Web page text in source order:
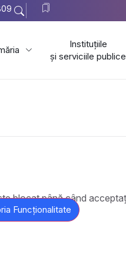
Instituțiile
și serviciile publice
Funcționalitate